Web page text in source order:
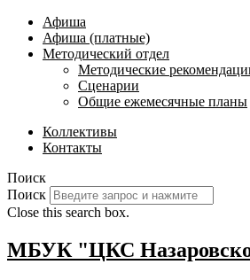
Афиша
Афиша (платные)
Методический отдел
Методические
Сценарии
Общие ежемесячные планы
Коллективы
Контакты
Поиск
Поиск
Close this search box.
МБУК "ЦКС